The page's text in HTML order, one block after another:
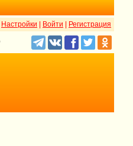
Настройки Войти Регистрация